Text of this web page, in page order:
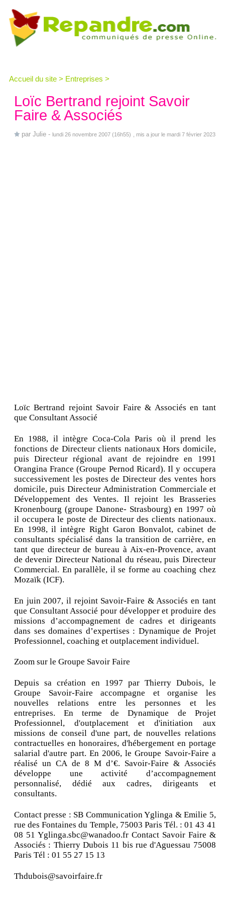
Accueil du site > Entreprises >
Loïc Bertrand rejoint Savoir
Faire & Associés
par Julie - lundi 26 novembre 2007 (16h55) , mis a jour le mardi 7 février 2023
Loïc Bertrand rejoint Savoir Faire & Associés en tant
que Consultant Associé
En 1988, il intègre Coca-Cola Paris où il prend les
fonctions de Directeur clients nationaux Hors domicile,
puis Directeur régional avant de rejoindre en 1991
Orangina France (Groupe Pernod Ricard). Il y occupera
successivement les postes de Directeur des ventes hors
domicile, puis Directeur Administration Commerciale et
Développement des Ventes. Il rejoint les Brasseries
Kronenbourg (groupe Danone- Strasbourg) en 1997 où
il occupera le poste de Directeur des clients nationaux.
En 1998, il intègre Right Garon Bonvalot, cabinet de
consultants spécialisé dans la transition de carrière, en
tant que directeur de bureau à Aix-en-Provence, avant
de devenir Directeur National du réseau, puis Directeur
Commercial. En parallèle, il se forme au coaching chez
Mozaïk (ICF).
En juin 2007, il rejoint Savoir-Faire & Associés en tant
que Consultant Associé pour développer et produire des
missions d’accompagnement de cadres et dirigeants
dans ses domaines d’expertises : Dynamique de Projet
Professionnel, coaching et outplacement individuel.
Zoom sur le Groupe Savoir Faire
Depuis sa création en 1997 par Thierry Dubois, le
Groupe Savoir-Faire accompagne et organise les
nouvelles relations entre les personnes et les
entreprises. En terme de Dynamique de Projet
Professionnel, d'outplacement et d'initiation aux
missions de conseil d'une part, de nouvelles relations
contractuelles en honoraires, d'hébergement en portage
salarial d'autre part. En 2006, le Groupe Savoir-Faire a
réalisé un CA de 8 M d’€. Savoir-Faire & Associés
développe une activité d’accompagnement
personnalisé, dédié aux cadres, dirigeants et
consultants.
Contact presse : SB Communication Yglinga & Emilie 5,
rue des Fontaines du Temple, 75003 Paris Tél. : 01 43 41
08 51 Yglinga.sbc@wanadoo.fr Contact Savoir Faire &
Associés : Thierry Dubois 11 bis rue d'Aguessau 75008
Paris Tél : 01 55 27 15 13
Thdubois@savoirfaire.fr